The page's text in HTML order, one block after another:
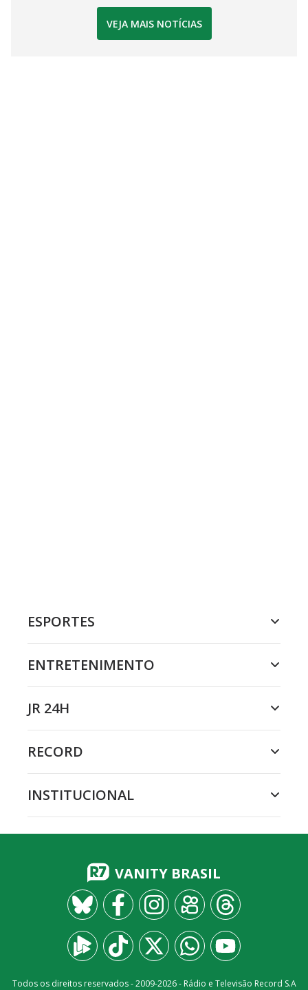
VEJA MAIS NOTÍCIAS
ESPORTES
ENTRETENIMENTO
JR 24H
RECORD
INSTITUCIONAL
VANITY BRASIL
Todos os direitos reservados - 2009-2026- Rádio e Televisão Record S.A